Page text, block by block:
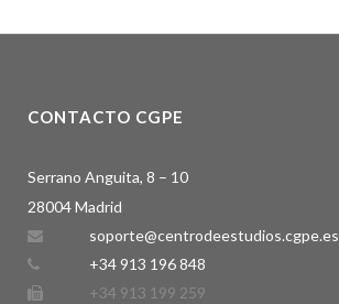
CONTACTO CGPE
Serrano Anguita, 8 – 10
28004 Madrid
soporte@centrodeestudios.cgpe.es
+34 913 196 848
+34 913 199 259